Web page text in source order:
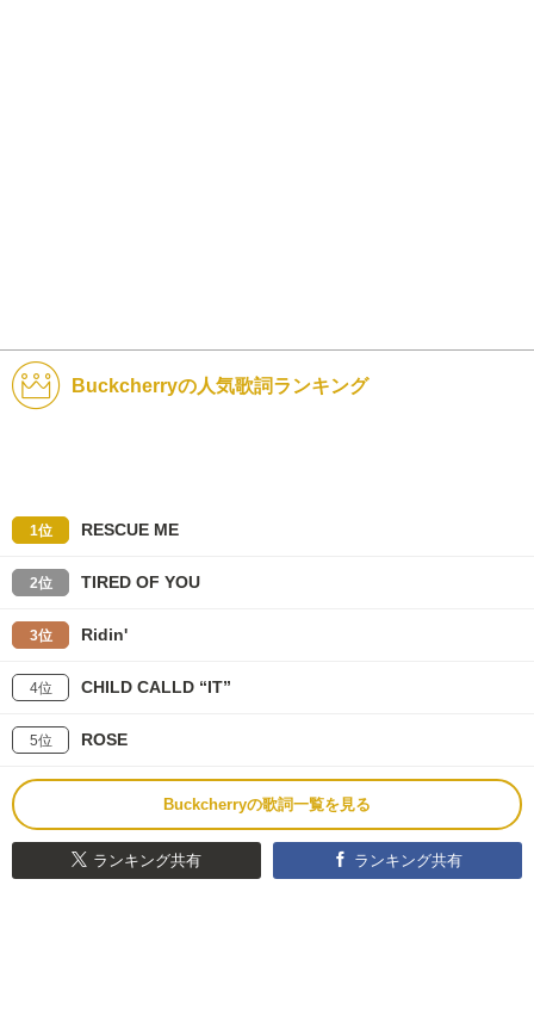
Buckcherryの人気歌詞ランキング
1位 RESCUE ME
2位 TIRED OF YOU
3位 Ridin'
4位 CHILD CALLD “IT”
5位 ROSE
Buckcherryの歌詞一覧を見る
ランキング共有 ランキング共有